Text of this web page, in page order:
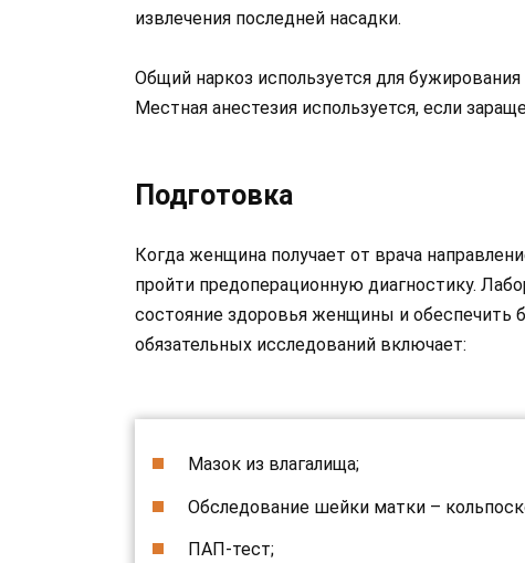
извлечения последней насадки.
Общий наркоз используется для
Местная анестезия используется, если
Подготовка
Когда женщина получает от врача
пройти предоперационную диагностику.
состояние здоровья женщины и обеспечить
обязательных исследований включает:
Мазок из влагалища;
Обследование шейки матки –
ПАП-тест;